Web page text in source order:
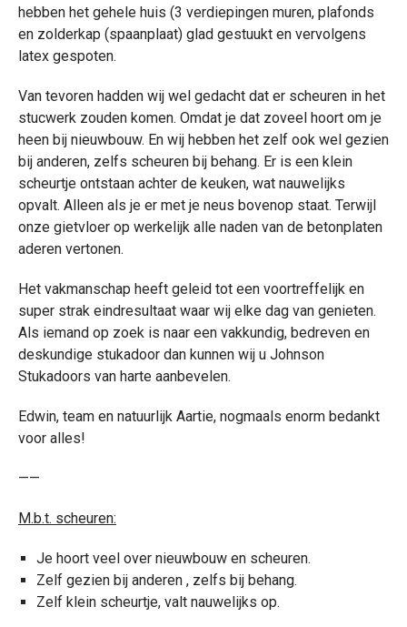
hebben het gehele huis (3 verdiepingen muren, plafonds
en zolderkap (spaanplaat) glad gestuukt en vervolgens
latex gespoten.
Van tevoren hadden wij wel gedacht dat er scheuren in het
stucwerk zouden komen. Omdat je dat zoveel hoort om je
heen bij nieuwbouw. En wij hebben het zelf ook wel gezien
bij anderen, zelfs scheuren bij behang. Er is een klein
scheurtje ontstaan achter de keuken, wat nauwelijks
opvalt. Alleen als je er met je neus bovenop staat. Terwijl
onze gietvloer op werkelijk alle naden van de betonplaten
aderen vertonen.
Het vakmanschap heeft geleid tot een voortreffelijk en
super strak eindresultaat waar wij elke dag van genieten.
Als iemand op zoek is naar een vakkundig, bedreven en
deskundige stukadoor dan kunnen wij u Johnson
Stukadoors van harte aanbevelen.
Edwin, team en natuurlijk Aartie, nogmaals enorm bedankt
voor alles!
——
M.b.t. scheuren:
Je hoort veel over nieuwbouw en scheuren.
Zelf gezien bij anderen , zelfs bij behang.
Zelf klein scheurtje, valt nauwelijks op.